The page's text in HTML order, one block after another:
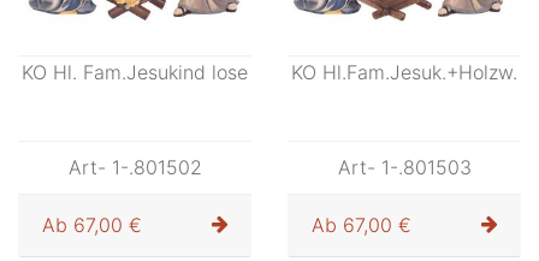
KO Hl. Fam.Jesukind lose
Art- 1-.801502
Ab 67,00 €
KO Hl.Fam.Jesuk.+Holzw.
Art- 1-.801503
Ab 67,00 €